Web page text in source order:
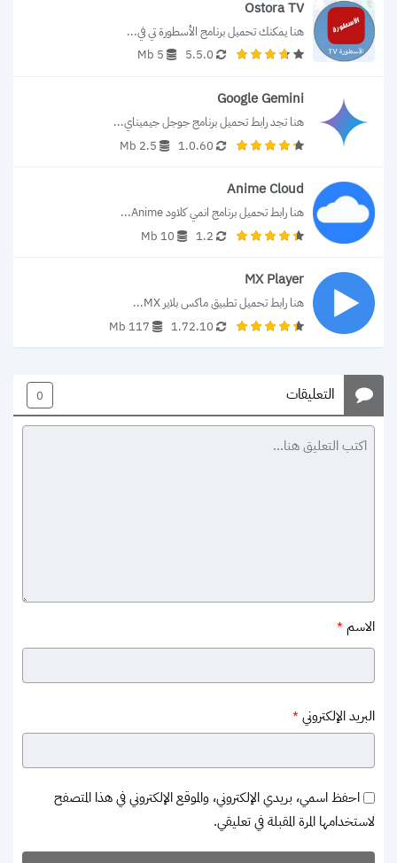
Ostora TV
هنا يمكنك تحميل برنامج الأسطورة تي في...
5.5.0
5 Mb
Google Gemini
هنا تجد رابط تحميل برنامج جوجل جيميناي...
1.0.60
2.5 Mb
Anime Cloud
هنا رابط تحميل برنامج انمي كلاود Anime...
1.2
10 Mb
MX Player
هنا رابط تحميل تطبيق ماكس بلاير MX...
1.72.10
117 Mb
التعليقات 0
الاسم *
البريد الإلكتروني *
احفظ اسمي، بريدي الإلكتروني، والموقع الإلكتروني في هذا المتصفح
لاستخدامها المرة المقبلة في تعليقي.